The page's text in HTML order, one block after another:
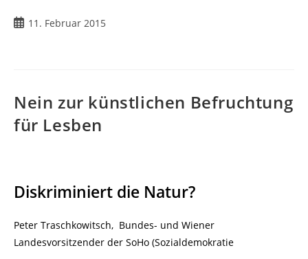
Beitrag11. Februar 2015
Nein zur künstlichen Befruchtung
für Lesben
Diskriminiert die Natur?
Peter Traschkowitsch, Bundes- und Wiener
Landesvorsitzender der SoHo (Sozialdemokratie